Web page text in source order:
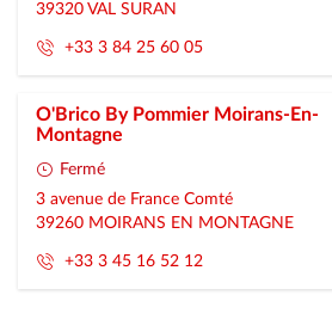
39320 VAL SURAN
+33 3 84 25 60 05
O'Brico By Pommier Moirans-En-
Montagne
Fermé
3 avenue de France Comté
39260 MOIRANS EN MONTAGNE
+33 3 45 16 52 12